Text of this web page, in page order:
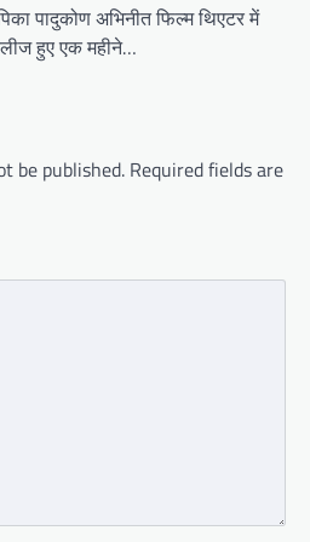
पादुकोण अभिनीत फिल्म थिएटर में
हुए एक महीने…
be published. Required fields are